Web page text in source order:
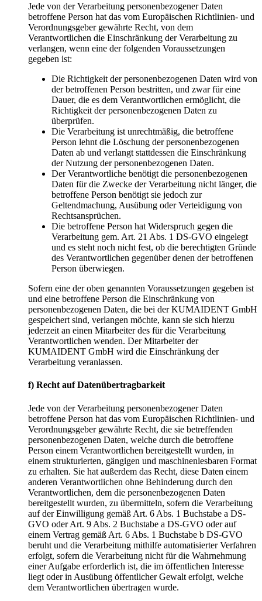
Jede von der Verarbeitung personenbezogener Daten
betroffene Person hat das vom Europäischen Richtlinien- und
Verordnungsgeber gewährte Recht, von dem
Verantwortlichen die Einschränkung der Verarbeitung zu
verlangen, wenn eine der folgenden Voraussetzungen
gegeben ist:
Die Richtigkeit der personenbezogenen Daten wird von
der betroffenen Person bestritten, und zwar für eine
Dauer, die es dem Verantwortlichen ermöglicht, die
Richtigkeit der personenbezogenen Daten zu
überprüfen.
Die Verarbeitung ist unrechtmäßig, die betroffene
Person lehnt die Löschung der personenbezogenen
Daten ab und verlangt stattdessen die Einschränkung
der Nutzung der personenbezogenen Daten.
Der Verantwortliche benötigt die personenbezogenen
Daten für die Zwecke der Verarbeitung nicht länger, die
betroffene Person benötigt sie jedoch zur
Geltendmachung, Ausübung oder Verteidigung von
Rechtsansprüchen.
Die betroffene Person hat Widerspruch gegen die
Verarbeitung gem. Art. 21 Abs. 1 DS-GVO eingelegt
und es steht noch nicht fest, ob die berechtigten Gründe
des Verantwortlichen gegenüber denen der betroffenen
Person überwiegen.
Sofern eine der oben genannten Voraussetzungen gegeben ist
und eine betroffene Person die Einschränkung von
personenbezogenen Daten, die bei der KUMAIDENT GmbH
gespeichert sind, verlangen möchte, kann sie sich hierzu
jederzeit an einen Mitarbeiter des für die Verarbeitung
Verantwortlichen wenden. Der Mitarbeiter der
KUMAIDENT GmbH wird die Einschränkung der
Verarbeitung veranlassen.
f) Recht auf Datenübertragbarkeit
Jede von der Verarbeitung personenbezogener Daten
betroffene Person hat das vom Europäischen Richtlinien- und
Verordnungsgeber gewährte Recht, die sie betreffenden
personenbezogenen Daten, welche durch die betroffene
Person einem Verantwortlichen bereitgestellt wurden, in
einem strukturierten, gängigen und maschinenlesbaren Format
zu erhalten. Sie hat außerdem das Recht, diese Daten einem
anderen Verantwortlichen ohne Behinderung durch den
Verantwortlichen, dem die personenbezogenen Daten
bereitgestellt wurden, zu übermitteln, sofern die Verarbeitung
auf der Einwilligung gemäß Art. 6 Abs. 1 Buchstabe a DS-
GVO oder Art. 9 Abs. 2 Buchstabe a DS-GVO oder auf
einem Vertrag gemäß Art. 6 Abs. 1 Buchstabe b DS-GVO
beruht und die Verarbeitung mithilfe automatisierter Verfahren
erfolgt, sofern die Verarbeitung nicht für die Wahrnehmung
einer Aufgabe erforderlich ist, die im öffentlichen Interesse
liegt oder in Ausübung öffentlicher Gewalt erfolgt, welche
dem Verantwortlichen übertragen wurde.